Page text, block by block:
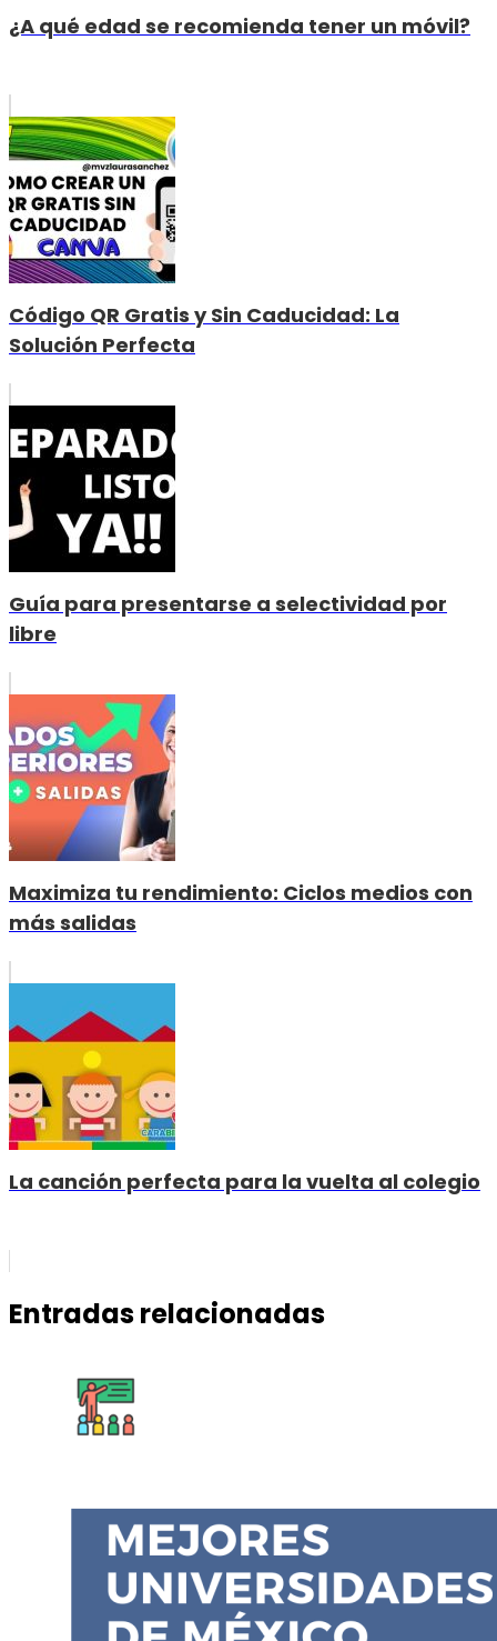
¿A qué edad se recomienda tener un móvil?
Código QR Gratis y Sin Caducidad: La
Solución Perfecta
Guía para presentarse a selectividad por
libre
Maximiza tu rendimiento: Ciclos medios con
más salidas
La canción perfecta para la vuelta al colegio
Entradas relacionadas